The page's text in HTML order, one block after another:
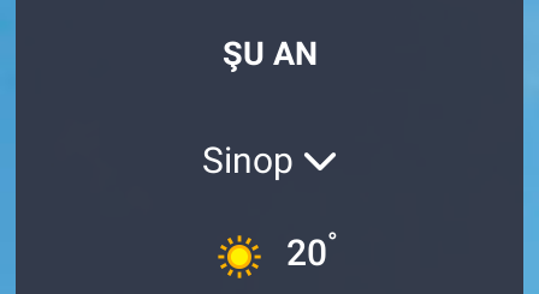
ŞU AN
Sinop
20°